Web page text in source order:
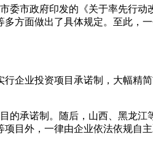
市政府印发的《关于率先行动
方面做出了具体规定。至此，
企业投资项目承诺制，大幅精
承诺制。随后，山西、黑龙江
目外，一律由企业依法依规自